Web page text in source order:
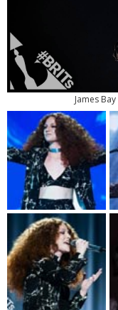
James Bay